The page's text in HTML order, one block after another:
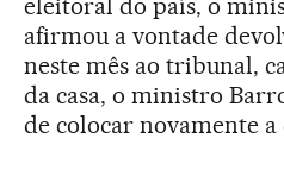
eleitoral do país, o
afirmou a vontade
neste mês ao tribunal,
da casa, o ministro
de colocar novamente a